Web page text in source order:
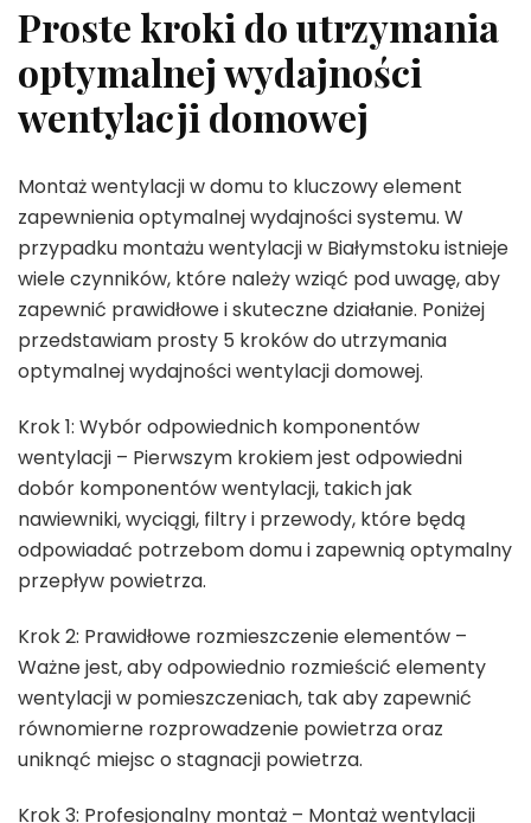
Proste kroki do utrzymania
optymalnej wydajności
wentylacji domowej
Montaż wentylacji w domu to kluczowy element
zapewnienia optymalnej wydajności systemu. W
przypadku montażu wentylacji w Białymstoku istnieje
wiele czynników, które należy wziąć pod uwagę, aby
zapewnić prawidłowe i skuteczne działanie. Poniżej
przedstawiam prosty 5 kroków do utrzymania
optymalnej wydajności wentylacji domowej.
Krok 1: Wybór odpowiednich komponentów
wentylacji – Pierwszym krokiem jest odpowiedni
dobór komponentów wentylacji, takich jak
nawiewniki, wyciągi, filtry i przewody, które będą
odpowiadać potrzebom domu i zapewnią optymalny
przepływ powietrza.
Krok 2: Prawidłowe rozmieszczenie elementów –
Ważne jest, aby odpowiednio rozmieścić elementy
wentylacji w pomieszczeniach, tak aby zapewnić
równomierne rozprowadzenie powietrza oraz
uniknąć miejsc o stagnacji powietrza.
Krok 3: Profesjonalny montaż – Montaż wentylacji